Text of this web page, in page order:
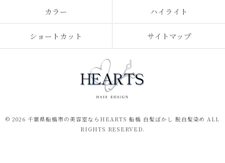
カラー ハイライト
ショートカット サイトマップ
© 2026 千葉県船橋市の美容室ならHEARTS 船橋 白髪ぼかし 脱白髪染め ALL
RIGHTS RESERVED.